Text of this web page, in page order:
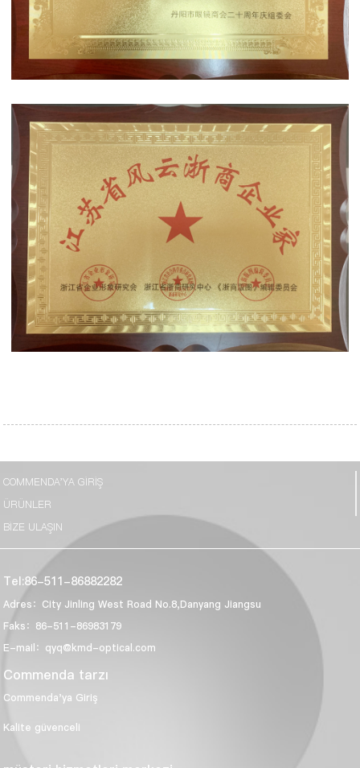
COMMENDA'YA GIRIŞ
ÜRÜNLER
BIZE ULAŞIN
Tel:86-511-86882282
Adres：City Jinling West Road No.8,Danyang Jiangsu
Faks：86-511-86983179
E-mail：qyq@kmd-optical.com
Commenda tarzı
Commenda'ya Giriş
Kalite güvenceli